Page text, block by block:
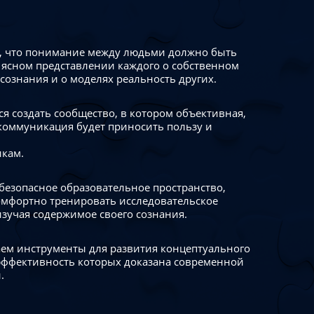
понимание между людьми должно быть
представлении каждого о собственном
и о моделях реальность других.
создать сообщество, в котором объективная,
будет приносить пользу и
образовательное пространство,
тренировать исследовательское
содержимое своего сознания.
инструменты для развития концептуального
которых доказана современной